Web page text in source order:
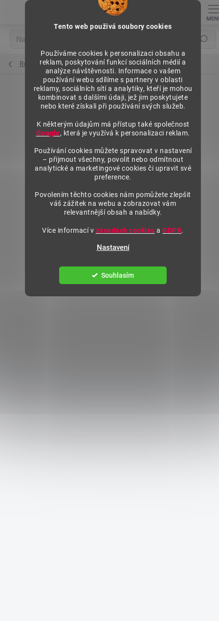
Tento web použivá soubory cookies
Používáme cookies k personalizaci obsahu a
reklam, poskytování funkcí sociálních médií a
analýze návštěvnosti. Informace o vašem
používání webu sdílíme s partnery v oblasti
reklamy, sociálních sítí a analytiky, kteří je mohou
kombinovat s dalšími údaji, jež jim poskytujete
nebo které získali při používání svých služeb.
K některým údajům má přístup také společnost
Google, která je využívá k personalizaci reklam.
Používání cookies můžete spravovat v nastavení
– přijmout všechny, povolit nebo odmítnout
analytické a marketingové cookies či upravit své
preference.
Povolením těchto cookies nám pomůžete zlepšit
váš zážitek na webu a zobrazovat vám
relevantnější obsah a nabídky.
Více informací v zásadách cookies aGDPR.
Nastavení
Souhlasím
Hledat
Regály výška 1972 mm, přídavné moduly